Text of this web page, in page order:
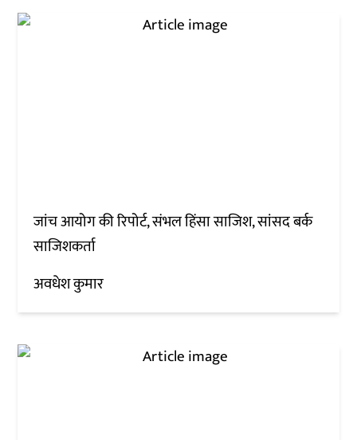
जांच आयोग की रिपोर्ट, संभल हिंसा साजिश, सांसद बर्क
साजिशकर्ता
अवधेश कुमार